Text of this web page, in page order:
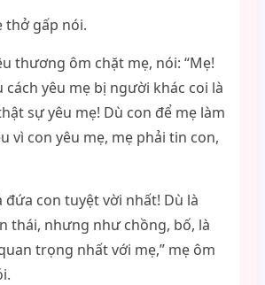
thở gấp nói.
thương ôm chặt mẹ, nói: “Mẹ!
cách yêu mẹ bị người khác coi là
sự yêu mẹ! Dù con để mẹ làm
vì con yêu mẹ, mẹ phải tin con,
đứa con tuyệt vời nhất! Dù là
thái, nhưng như chồng, bố, là
trọng nhất với mẹ,” mẹ ôm